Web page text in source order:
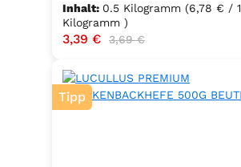
Inhalt: 0.5 Kilogramm (6,78 € / 1
Kilogramm )
Verkaufspreis:
3,39 € Regulärer Preis:
3,69 €
Tipp